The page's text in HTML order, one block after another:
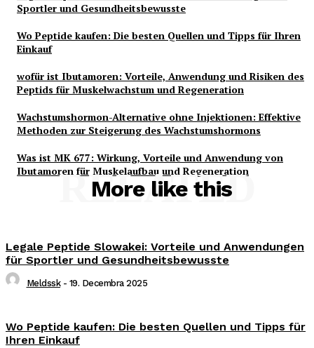
Sportler und Gesundheitsbewusste
Wo Peptide kaufen: Die besten Quellen und Tipps für Ihren
Einkauf
wofür ist Ibutamoren: Vorteile, Anwendung und Risiken des
Peptids für Muskelwachstum und Regeneration
Wachstumshormon-Alternative ohne Injektionen: Effektive
Methoden zur Steigerung des Wachstumshormons
Was ist MK 677: Wirkung, Vorteile und Anwendung von
Ibutamoren für Muskelaufbau und Regeneration
More like this
RELATED
Legale Peptide Slowakei: Vorteile und Anwendungen
für Sportler und Gesundheitsbewusste
Meldssk - 19. Decembra 2025
Wo Peptide kaufen: Die besten Quellen und Tipps für
Ihren Einkauf